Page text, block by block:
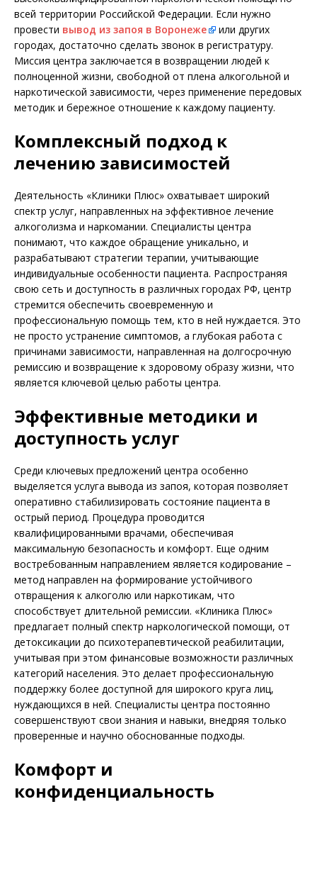
всей территории Российской Федерации. Если нужно
провести вывод из запоя в Воронеже
или других
городах, достаточно сделать звонок в регистратуру.
Миссия центра заключается в возвращении людей к
полноценной жизни, свободной от плена алкогольной и
наркотической зависимости, через применение передовых
методик и бережное отношение к каждому пациенту.
Комплексный подход к
лечению зависимостей
Деятельность «Клиники Плюс» охватывает широкий
спектр услуг, направленных на эффективное лечение
алкоголизма и наркомании. Специалисты центра
понимают, что каждое обращение уникально, и
разрабатывают стратегии терапии, учитывающие
индивидуальные особенности пациента. Распространяя
свою сеть и доступность в различных городах РФ, центр
стремится обеспечить своевременную и
профессиональную помощь тем, кто в ней нуждается. Это
не просто устранение симптомов, а глубокая работа с
причинами зависимости, направленная на долгосрочную
ремиссию и возвращение к здоровому образу жизни, что
является ключевой целью работы центра.
Эффективные методики и
доступность услуг
Среди ключевых предложений центра особенно
выделяется услуга вывода из запоя, которая позволяет
оперативно стабилизировать состояние пациента в
острый период. Процедура проводится
квалифицированными врачами, обеспечивая
максимальную безопасность и комфорт. Еще одним
востребованным направлением является кодирование –
метод направлен на формирование устойчивого
отвращения к алкоголю или наркотикам, что
способствует длительной ремиссии. «Клиника Плюс»
предлагает полный спектр наркологической помощи, от
детоксикации до психотерапевтической реабилитации,
учитывая при этом финансовые возможности различных
категорий населения. Это делает профессиональную
поддержку более доступной для широкого круга лиц,
нуждающихся в ней. Специалисты центра постоянно
совершенствуют свои знания и навыки, внедряя только
проверенные и научно обоснованные подходы.
Комфорт и
конфиденциальность